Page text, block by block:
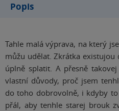
Popis
Tahle malá výprava, na který
můžu udělat. Zkrátka
úplně splatit. A přesně
vlastní důvody, proč jsem
do toho dobrovolně, i kdyby
přál, aby tenhle starej brouk